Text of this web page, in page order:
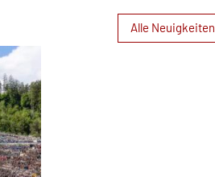
Alle Neuigkeiten